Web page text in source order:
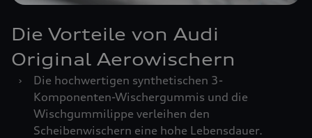
Die Vorteile von Audi
Original Aerowischern
›
Die hochwertigen synthetischen 3-
Komponenten-Wischergummis und die
Wischgummilippe verleihen den
Scheibenwischern eine hohe Lebensdauer.